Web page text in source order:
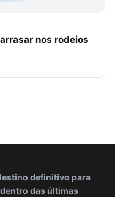
nos rodeios
definitivo para
das últimas